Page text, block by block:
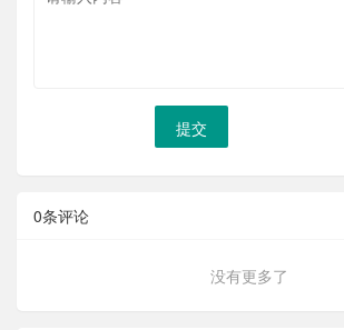
提交
0条评论
没有更多了